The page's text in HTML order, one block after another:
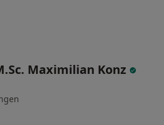
Maximilian Konz